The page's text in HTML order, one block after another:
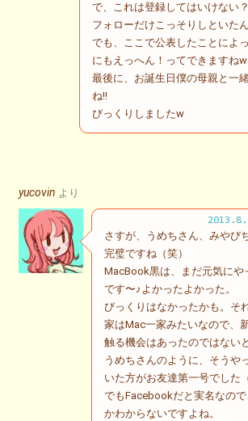
で、これは登録してはいけない
フォローだけこっそりしといた
でも、ここで公表したことによ
にもえっへん！ってできますねw
最後に、お誕生日僕の母親と一
ね!!
びっくりしましたw
yucovin より
さすが、うめちさん、みやび
完璧ですね（笑）
MacBook黒は、まだ元気にや
です〜♪よかったよかった。
びっくりはなかったかも。そ
家はMac一家みたいなので、
触る機会はあったのではない
うめちさんのように、そうや
いた方がお友達第一号でした
でもFacebookだと実名なの
かわからないですよね。